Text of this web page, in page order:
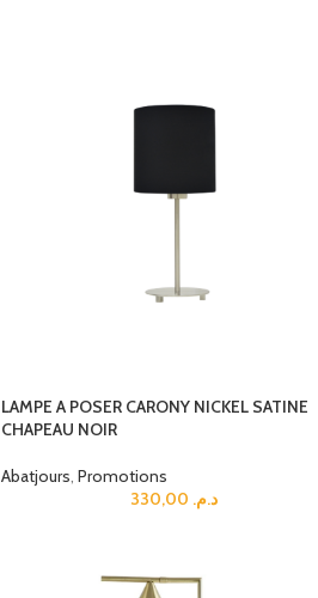
LAMPE A POSER CARONY NICKEL SATINE
CHAPEAU NOIR
Abatjours, Promotions
د.م.